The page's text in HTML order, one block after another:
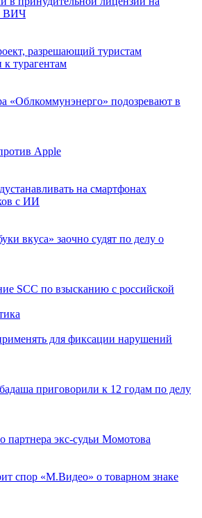
ВИЧ
разрешающий туристам
к турагентам
«Облкоммунэнерго» подозревают в
Apple
на смартфонах
с ИИ
вкуса» заочно судят по делу о
SCC по взысканию с российской
для фиксации нарушений
приговорили к 12 годам по делу
партнера экс-судьи Момотова
спор «М.Видео» о товарном знаке